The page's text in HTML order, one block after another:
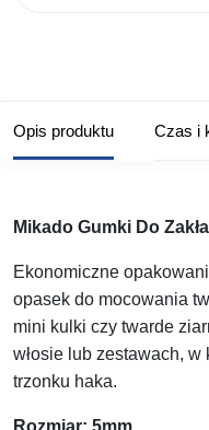
Opis produktu Czas i
Mikado Gumki Do
Ekonomiczne
opasek do mocowania
mini kulki czy twarde
włosie lub zestawach,
trzonku haka.
Rozmiar: 5mm